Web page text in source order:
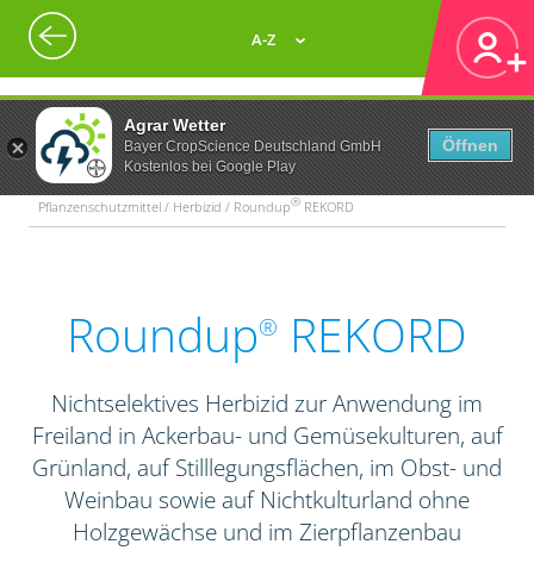
Agrar Wetter
Bayer CropScience Deutschland GmbH
Kostenlos bei Google Play
Öffnen
A-Z
Pflanzenschutzmittel / Herbizid / Roundup® REKORD
Roundup® REKORD
Nichtselektives Herbizid zur Anwendung im
Freiland in Ackerbau- und Gemüsekulturen, auf
Grünland, auf Stilllegungsflächen, im Obst- und
Weinbau sowie auf Nichtkulturland ohne
Holzgewächse und im Zierpflanzenbau